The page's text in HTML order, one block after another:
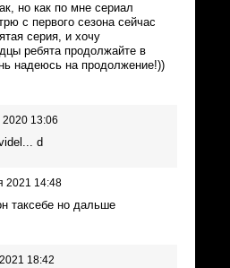
но как по мне сериал
с первого сезона сейчас
серия, и хочу
ребята продолжайте в
надеюсь на продолжение!))
13:06
d
2021 14:48
таксебе но дальше
18:42